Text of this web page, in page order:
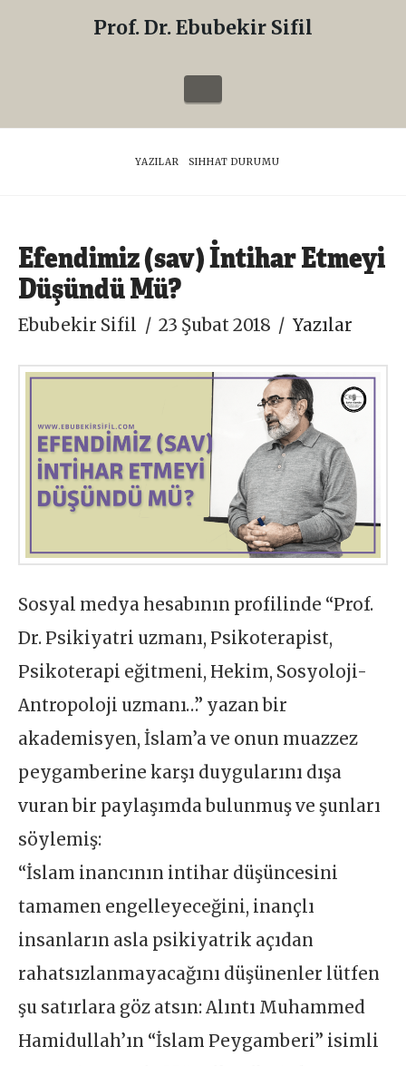
Sifil
Prof. Dr. Ebubekir Sifil
Navigation
HOME
YAZILAR SIHHAT DURUMU
Efendimiz (sav) İntihar Etmeyi
Düşündü Mü?
Ebubekir Sifil 23 Şubat 2018 Yazılar
Sosyal medya hesabının profilinde “Prof.
Dr. Psikiyatri uzmanı, Psikoterapist,
Psikoterapi eğitmeni, Hekim, Sosyoloji-
Antropoloji uzmanı…” yazan bir
akademisyen, İslam’a ve onun muazzez
peygamberine karşı duygularını dışa
vuran bir paylaşımda bulunmuş ve şunları
söylemiş:
“İslam inancının intihar düşüncesini
tamamen engelleyeceğini, inançlı
insanların asla psikiyatrik açıdan
rahatsızlanmayacağını düşünenler lütfen
şu satırlara göz atsın: Alıntı Muhammed
Hamidullah’ın “İslam Peygamberi” isimli